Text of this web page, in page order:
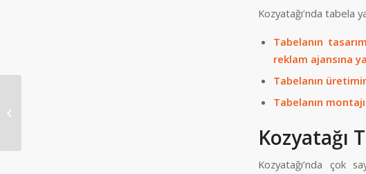
Kozyatağı’nda tabela
Tabelanın
reklam ajansına
Tabelanın
Tabelanın
Kozyatağı
Kozyatağı’nda çok